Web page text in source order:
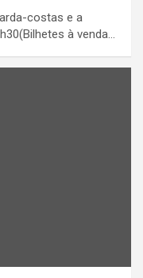
costas e a
à venda…